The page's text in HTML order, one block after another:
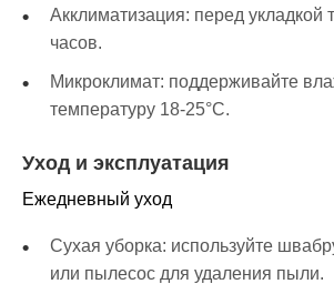
Акклиматизация: перед укладкой
часов.
Микроклимат: поддерживайте
температуру 18-25°C.
Уход и эксплуатация
Ежедневный уход
Сухая уборка: используйте
или пылесос для удаления пыли.